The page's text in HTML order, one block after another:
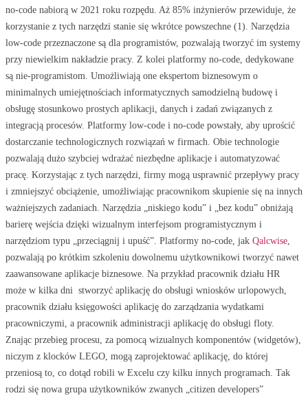
no-code nabiorą w 2021 roku rozpędu. Aż 85% inżynierów przewiduje, że
korzystanie z tych narzędzi stanie się wkrótce powszechne (1). Narzędzia
low-code przeznaczone są dla programistów, pozwalają tworzyć im systemy
przy niewielkim nakładzie pracy. Z kolei platformy no-code, dedykowane
są nie-programistom. Umożliwiają one ekspertom biznesowym o
minimalnych umiejętnościach informatycznych samodzielną budowę i
obsługę stosunkowo prostych aplikacji, danych i zadań związanych z
integracją procesów. Platformy low-code i no-code powstały, aby uprościć
dostarczanie technologicznych rozwiązań w firmach. Obie technologie
pozwalają dużo szybciej wdrażać niezbędne aplikacje i automatyzować
pracę. Korzystając z tych narzędzi, firmy mogą usprawnić przepływy pracy
i zmniejszyć obciążenie, umożliwiając pracownikom skupienie się na innych
ważniejszych zadaniach. Narzędzia „niskiego kodu” i „bez kodu” obniżają
barierę wejścia dzięki wizualnym interfejsom programistycznym i
narzędziom typu „przeciągnij i upuść”. Platformy no-code, jak Qalcwise,
pozwalają po krótkim szkoleniu dowolnemu użytkownikowi tworzyć nawet
zaawansowane aplikacje biznesowe. Na przykład pracownik działu HR
może w kilka dni stworzyć aplikację do obsługi wniosków urlopowych,
pracownik działu księgowości aplikację do zarządzania wydatkami
pracowniczymi, a pracownik administracji aplikację do obsługi floty.
Znając przebieg procesu, za pomocą wizualnych komponentów (widgetów),
niczym z klocków LEGO, mogą zaprojektować aplikację, do której
przeniosą to, co dotąd robili w Excelu czy kilku innych programach. Tak
rodzi się nowa grupa użytkowników zwanych „citizen developers”